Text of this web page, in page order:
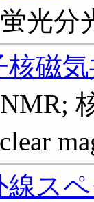
光分
核磁
線ス